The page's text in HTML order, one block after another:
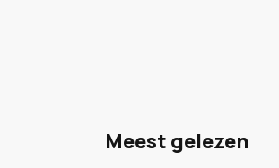
Meest gelezen